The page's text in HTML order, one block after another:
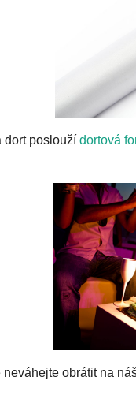
dort poslouží dortová
obrátit na